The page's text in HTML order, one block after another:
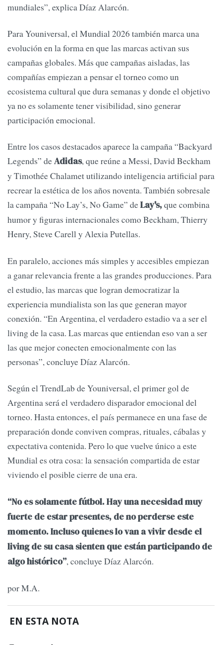
mundiales”, explica Díaz Alarcón.
Para Youniversal, el Mundial 2026 también marca una
evolución en la forma en que las marcas activan sus
campañas globales. Más que campañas aisladas, las
compañías empiezan a pensar el torneo como un
ecosistema cultural que dura semanas y donde el objetivo
ya no es solamente tener visibilidad, sino generar
participación emocional.
Entre los casos destacados aparece la campaña “Backyard
Legends” deAdidas, que reúne a Messi, David Beckham
y Timothée Chalamet utilizando inteligencia artificial para
recrear la estética de los años noventa. También sobresale
la campaña “No Lay’s, No Game” deLay's,que combina
humor y figuras internacionales como Beckham, Thierry
Henry, Steve Carell y Alexia Putellas.
En paralelo, acciones más simples y accesibles empiezan
a ganar relevancia frente a las grandes producciones. Para
el estudio, las marcas que logran democratizar la
experiencia mundialista son las que generan mayor
conexión. “En Argentina, el verdadero estadio va a ser el
living de la casa. Las marcas que entiendan eso van a ser
las que mejor conecten emocionalmente con las
personas”, concluye Díaz Alarcón.
Según el TrendLab de Youniversal, el primer gol de
Argentina será el verdadero disparador emocional del
torneo. Hasta entonces, el país permanece en una fase de
preparación donde conviven compras, rituales, cábalas y
expectativa contenida. Pero lo que vuelve único a este
Mundial es otra cosa: la sensación compartida de estar
viviendo el posible cierre de una era.
“No es solamente fútbol. Hay una necesidad muy
fuerte de estar presentes, de no perderse este
momento. Incluso quienes lo van a vivir desde el
living de su casa sienten que están participando de
algo histórico”, concluye Díaz Alarcón.
por M.A.
EN ESTA NOTA